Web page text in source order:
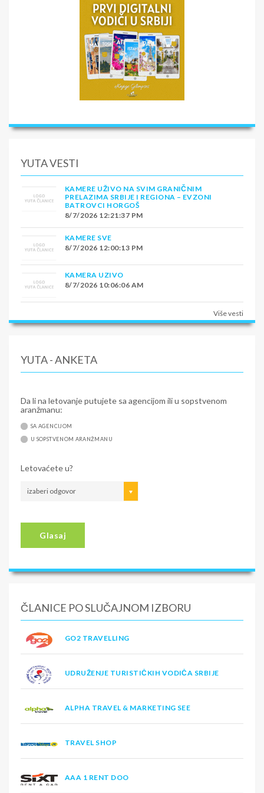
YUTA VESTI
KAMERE UŽIVO NA SVIM GRANIČNIM
PRELAZIMA SRBIJE I REGIONA – EVZONI
BATROVCI HORGOŠ
8/7/2026 12:21:37 PM
KAMERE SVE
8/7/2026 12:00:13 PM
KAMERA UZIVO
8/7/2026 10:06:06 AM
Više vesti
YUTA - ANKETA
Da li na letovanje putujete sa agencijom ili u sopstvenom
aranžmanu:
SA AGENCIJOM
U SOPSTVENOM ARANŽMANU
Letovaćete u?
izaberi odgovor
Glasaj
ČLANICE PO SLUČAJNOM IZBORU
GO2 TRAVELLING
UDRUŽENJE TURISTIČKIH VODIČA SRBIJE
ALPHA TRAVEL & MARKETING SEE
TRAVEL SHOP
AAA 1 RENT DOO